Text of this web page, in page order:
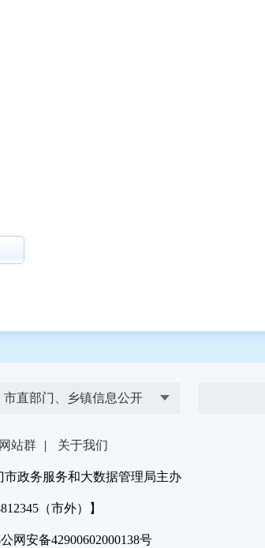
市直部门、乡镇信息公开
网站群 | 关于我们
政务服务和大数据管理局主办
（市外）】
安备42900602000138号